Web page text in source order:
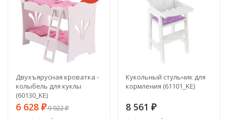
Двухъярусная кроватка -
колыбель для куклы
(60130_KE)
6 628 ₽9 922₽
Кукольный стульчик для
кормления (61101_KE)
8 561 ₽